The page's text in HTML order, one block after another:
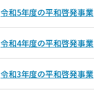
令和5年度の平和啓発事業
令和4年度の平和啓発事業
令和3年度の平和啓発事業